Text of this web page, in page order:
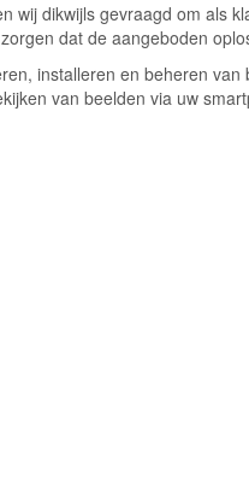
wij dikwijls gevraagd om als
dat de aangeboden
installeren en beheren
van beelden via uw